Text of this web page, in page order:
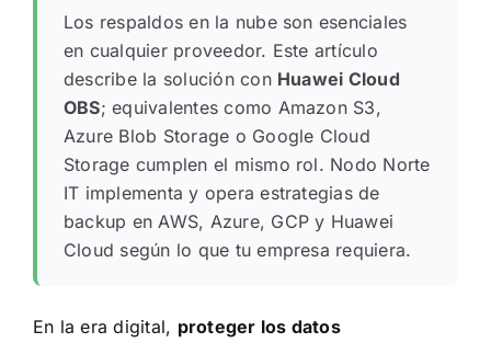
Los respaldos en la nube son esenciales
en cualquier proveedor. Este artículo
describe la solución con Huawei Cloud
OBS; equivalentes como Amazon S3,
Azure Blob Storage o Google Cloud
Storage cumplen el mismo rol. Nodo Norte
IT implementa y opera estrategias de
backup en AWS, Azure, GCP y Huawei
Cloud según lo que tu empresa requiera.
En la era digital, proteger los datos